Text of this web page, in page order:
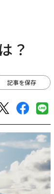
？
記事を保存